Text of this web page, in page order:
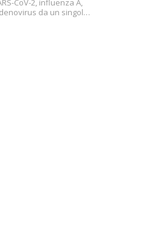
CoV-2, influenza A,
da un singolo